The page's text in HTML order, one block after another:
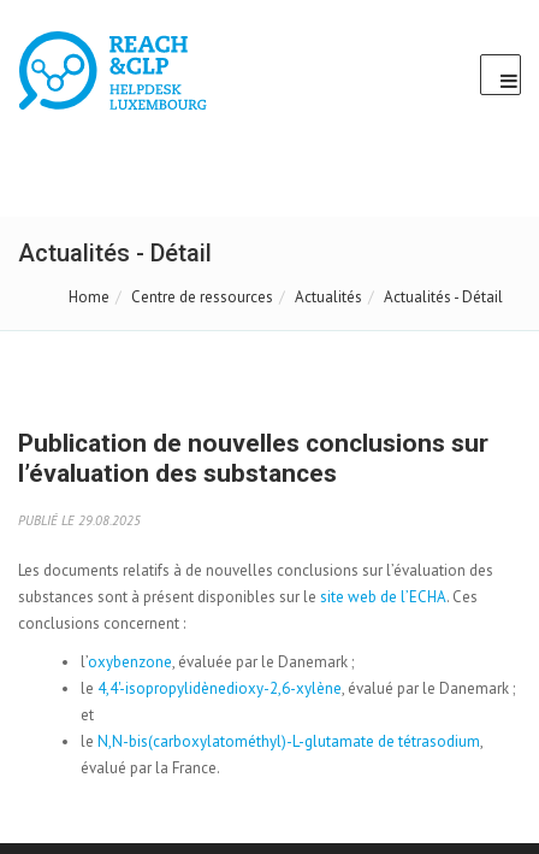
Actualités - Détail
Home Centre de ressources Actualités Actualités - Détail
Publication de nouvelles conclusions sur
l’évaluation des substances
PUBLIÉ LE 29.08.2025
Les documents relatifs à de nouvelles conclusions sur l’évaluation des
substances sont à présent disponibles sur le site web de l’ECHA. Ces
conclusions concernent :
l’oxybenzone, évaluée par le Danemark ;
le 4,4'-isopropylidènedioxy-2,6-xylène, évalué par le Danemark ;
et
le N,N-bis(carboxylatométhyl)-L-glutamate de tétrasodium,
évalué par la France.